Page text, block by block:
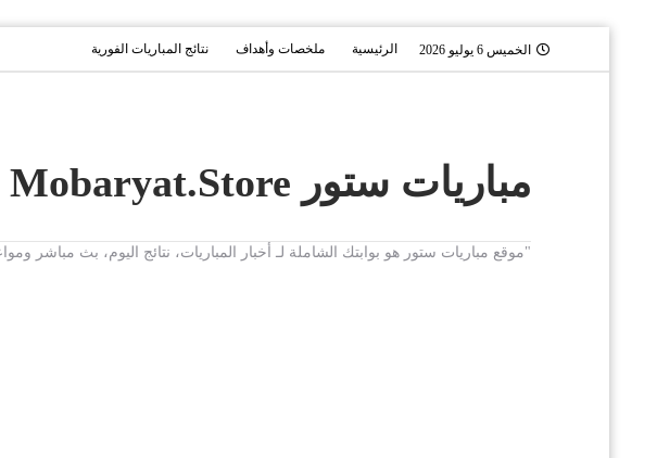
الخميس 6 يوليو 2026 الرئيسية ملخصات وأهداف نتائج المباريات الفورية
مباريات ستور Mobaryat.Store
"موقع مباريات ستور هو بوابتك الشاملة لـ أخبار المباريات، نتائج اليوم، بث